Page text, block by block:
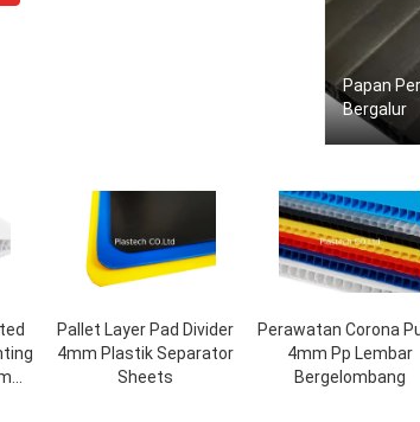
Papan
Bergalur
Pallet Layer Pad Divider
4mm Plastik Separator
Sheets
Perawatan Corona
4mm Pp Lembar
Bergelombang